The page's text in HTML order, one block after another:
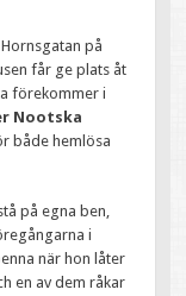
på
får ge plats åt
förekommer i
Nootska
både hemlösa
på egna ben,
i
när hon låter
en av dem råkar